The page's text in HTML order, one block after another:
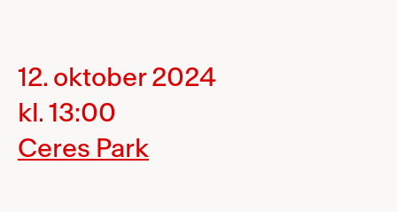
12. oktober 2024
kl. 13:00
Ceres Park